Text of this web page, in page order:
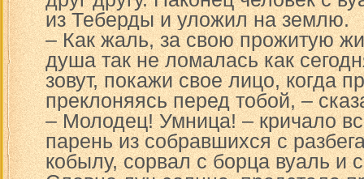
из Теберды и уложил на землю.
– Как жаль, за свою прожитую
душа так не ломалась как
зовут, покажи свое лицо, когда
преклоняясь перед тобой, –
– Молодец! Умница! – кричало
парень из собравшихся с
кобылу, сорвал с борца вуаль и